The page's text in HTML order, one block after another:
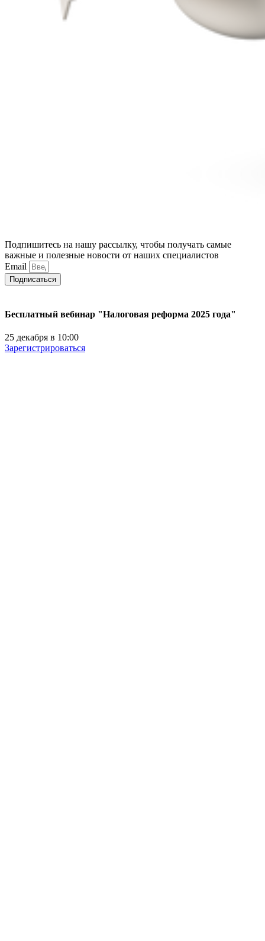
Подпишитесь на нашу рассылку, чтобы получать самые
важные и полезные новости от наших специалистов
Email
Подписаться
Бесплатный вебинар "Налоговая реформа 2025 года"
25 декабря в 10:00
Зарегистрироваться